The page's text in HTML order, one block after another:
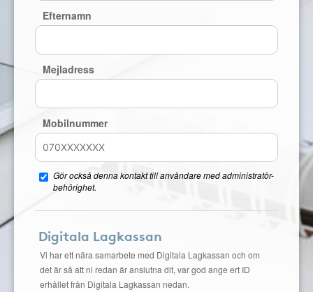
Efternamn
Mejladress
Mobilnummer
Gör också denna kontakt till användare med administratör-
behörighet.
Digitala Lagkassan
Vi har ett nära samarbete med Digitala Lagkassan och om
det är så att ni redan är anslutna dit, var god ange ert ID
erhållet från Digitala Lagkassan nedan.